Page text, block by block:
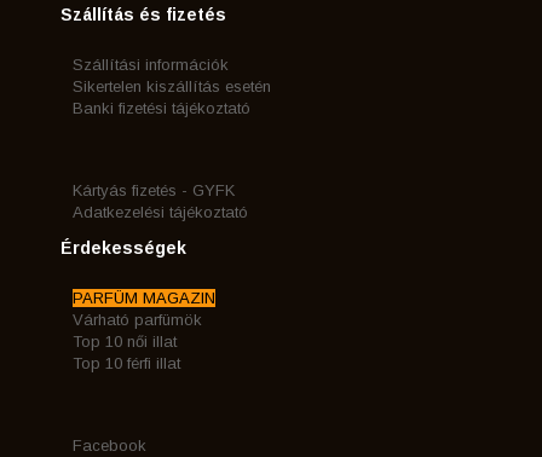
Szállítás és fizetés
Szállítási információk
Sikertelen kiszállítás esetén
Banki fizetési tájékoztató
Kártyás fizetés - GYFK
Adatkezelési tájékoztató
Érdekességek
PARFÜM MAGAZIN
Várható parfümök
Top 10 női illat
Top 10 férfi illat
Facebook